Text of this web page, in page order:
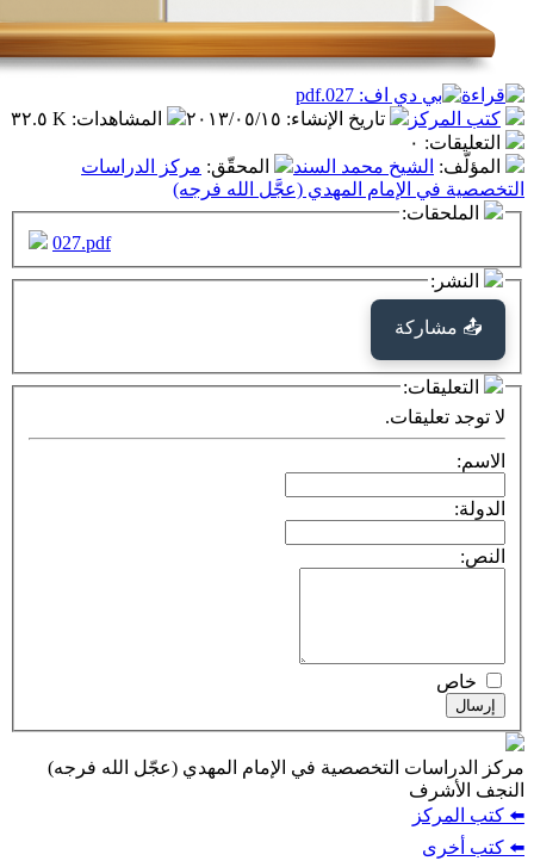
تاريخ الإنشاء:٢٠١٣/٠٥/١٥ المشاهدات:٣٢.٥ K
٠
محمد السند
المحقّق:مركز الدراسات
المهدي (عجَّل الله فرجه)
التخصصية في الإمام المهدي (عجّل الله فرجه)